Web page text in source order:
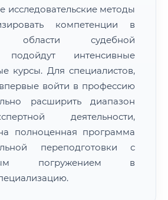
исследовательские методы
компетенции в
области судебной
подойдут интенсивные
курсы. Для специалистов,
войти в профессию
расширить диапазон
деятельности,
полноценная программа
переподготовки с
погружением в